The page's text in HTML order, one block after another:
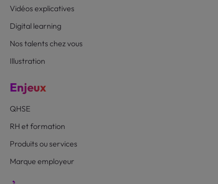
Vidéos explicatives
Digital learning
Nos talents chez vous
Illustration
Enjeux
QHSE
RH et formation
Produits ou services
Marque employeur